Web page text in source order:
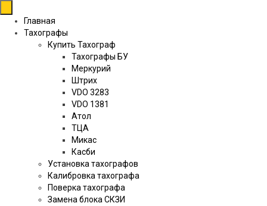
к
содержимому
Главная
Тахографы
Купить Тахограф
Тахографы БУ
Меркурий
Штрих
VDO 3283
VDO 1381
Атол
ТЦА
Микас
Касби
Установка тахографов
Калибровка тахографа
Поверка тахографа
Замена блока СКЗИ